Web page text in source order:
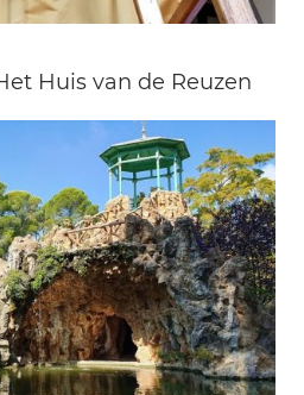
Huis van de Reuzen